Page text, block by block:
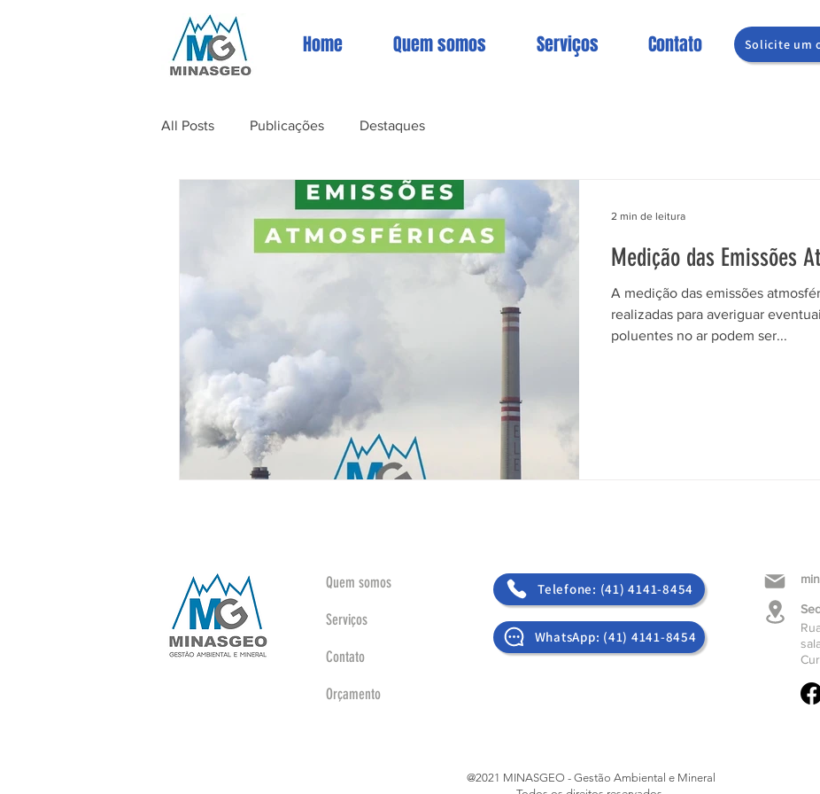
Home Quem somos Serviços Contato Solicite um
All Posts Publicações Destaques
Medição das Emissões
A medição das emissões
realizadas para averiguar
poluentes no ar podem ser...
2 min de leitura
Quem somos
Serviços
Contato
Orçamento
Telefone: (41) 4141-8454
WhatsApp: (41) 4141-8454
@2021 MINASGEO - Gestão Ambiental e Mineral